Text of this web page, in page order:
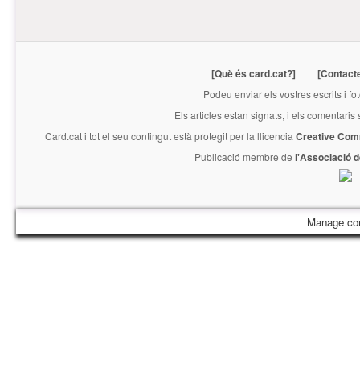
[Què és card.cat?]
Podeu enviar els vostres escrits i
Els articles estan signats, i els
Card.cati tot el seu contingut està protegit per la llicencia Creative
Publicació membre de l'Associació
Manage